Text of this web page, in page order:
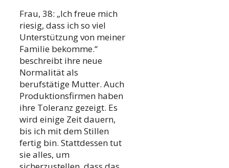
Frau, 38: „Ich freue mich
riesig, dass ich so viel
Unterstützung von meiner
Familie bekomme.“
beschreibt ihre neue
Normalität als
berufstätige Mutter. Auch
Produktionsfirmen haben
ihre Toleranz gezeigt. Es
wird einige Zeit dauern,
bis ich mit dem Stillen
fertig bin. Stattdessen tut
sie alles, um